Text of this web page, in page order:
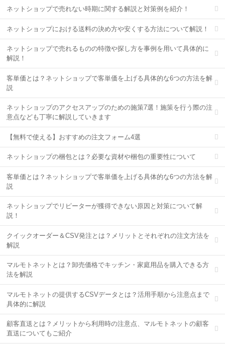
ネットショップで売れない時期に関する解説と対策例を紹介！
ネットショップにおける送料の決め方や安くする方法について解説！
ネットショップで売れるものの特徴や探し方を事例を用いて具体的に
解説！
客単価とは？ネットショップで客単価を上げる具体的な6つの方法を解
説
ネットショップのアクセスアップのための施策7選！施策を行う際の注
意点なども丁寧に解説していきます
【無料で使える】おすすめの注文フォーム4選
ネットショップの梱包とは？必要な資材や梱包の重要性について
客単価とは？ネットショップで客単価を上げる具体的な6つの方法を解
説
ネットショップでリピーターが獲得できない原因と対策について解
説！
クイックオーダー＆CSV発注とは？メリットとそれぞれの注文方法を
解説
マルモトネットとは？卸売価格でキッチン・家庭用品を購入できる方
法を解説
マルモトネットの提供するCSVデータとは？活用手順から注意点まで
具体的に解説
顧客直送とは？メリットから利用時の注意点、マルモトネットの顧客
直送についてもご紹介